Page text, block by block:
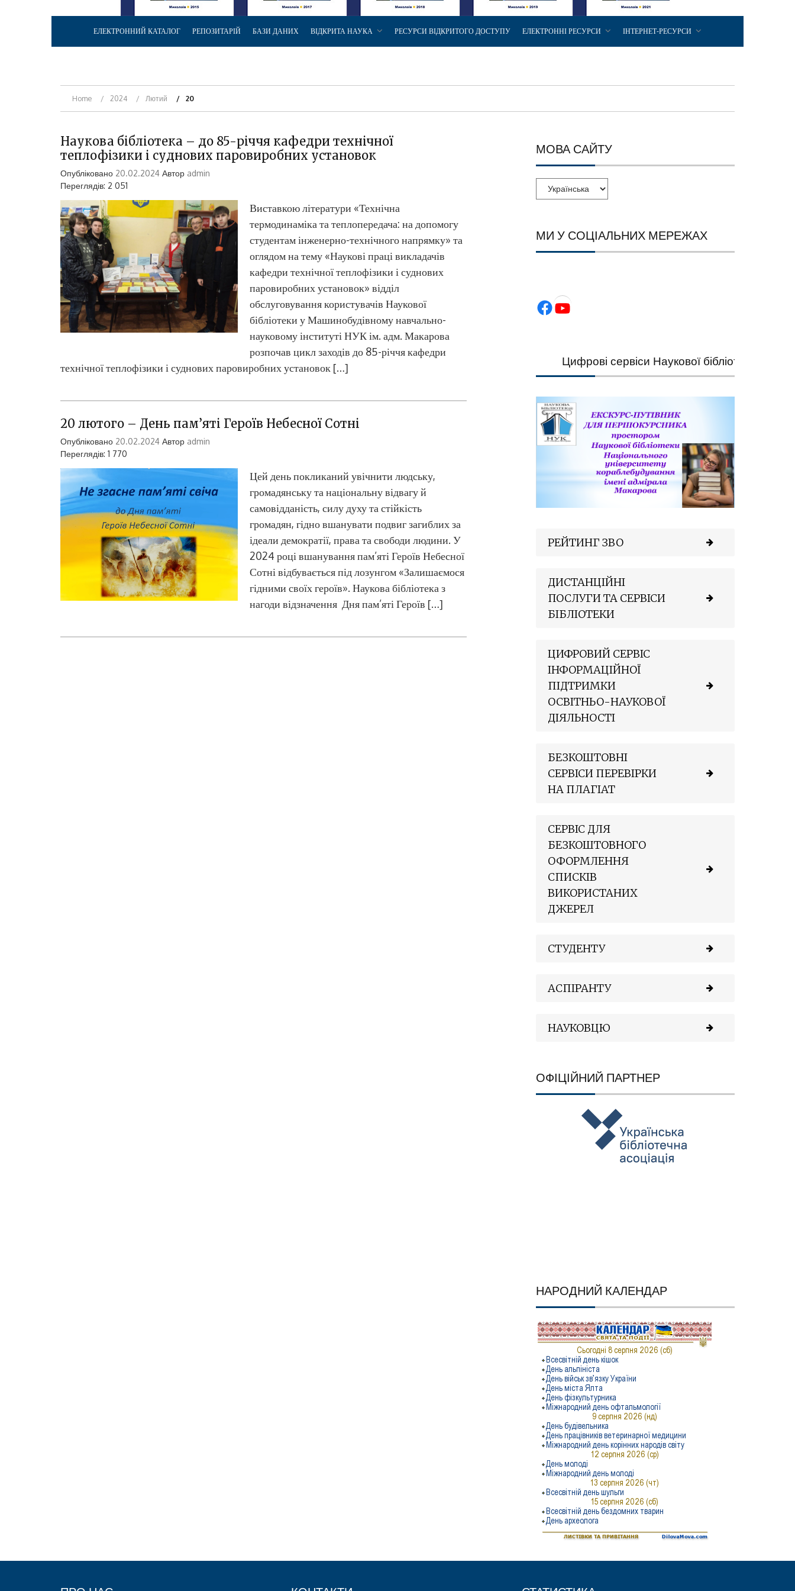
ЕЛЕКТРОННИЙ КАТАЛОГ РЕПОЗИТАРІЙ БАЗИ ДАНИХ ВІДКРИТА НАУКА РЕСУРСИ ВІДКРИТОГО ДОСТУПУ ЕЛЕКТРОННІ РЕСУРСИ ІНТЕРНЕТ-РЕСУРСИ
Home 2024 Лютий 20
Наукова бібліотека – до 85-річчя кафедри технічної
теплофізики і суднових паровиробних установок
Опубліковано 20.02.2024 Автор admin
Переглядів: 2 051
Виставкою літератури «Технічна
термодинаміка та теплопередача: на допомогу
студентам інженерно-технічного напрямку» та
оглядом на тему «Наукові праці викладачів
кафедри технічної теплофізики і суднових
паровиробних установок» відділ
обслуговування користувачів Наукової
бібліотеки у Машинобудівному навчально-
науковому інституті НУК ім. адм. Макарова
розпочав цикл заходів до 85-річчя кафедри
технічної теплофізики і суднових паровиробних установок […]
20 лютого – День пам’яті Героїв Небесної Сотні
Опубліковано 20.02.2024 Автор admin
Переглядів: 1 770
Цей день покликаний увічнити людську,
громадянську та національну відвагу й
самовідданість, силу духу та стійкість
громадян, гідно вшанувати подвиг загиблих за
ідеали демократії, права та свободи людини. У
2024 році вшанування пам’яті Героїв Небесної
Сотні відбувається під лозунгом «Залишаємося
гідними своїх героїв». Наукова бібліотека з
нагоди відзначення Дня пам’яті Героїв […]
МОВА САЙТУ
МИ У СОЦІАЛЬНИХ МЕРЕЖАХ
Facebook YouTube
Цифрові сервіси Наукової бібліотеки НУК —
РЕЙТИНГ ЗВО
ДИСТАНЦІЙНІ
ПОСЛУГИ ТА СЕРВІСИ
БІБЛІОТЕКИ
ЦИФРОВИЙ СЕРВІС
ІНФОРМАЦІЙНОЇ
ПІДТРИМКИ
ОСВІТНЬО-НАУКОВОЇ
ДІЯЛЬНОСТІ
БЕЗКОШТОВНІ
СЕРВІСИ ПЕРЕВІРКИ
НА ПЛАГІАТ
СЕРВІС ДЛЯ
БЕЗКОШТОВНОГО
ОФОРМЛЕННЯ
СПИСКІВ
ВИКОРИСТАНИХ
ДЖЕРЕЛ
СТУДЕНТУ
АСПІРАНТУ
НАУКОВЦЮ
ОФІЦІЙНИЙ ПАРТНЕР
НАРОДНИЙ КАЛЕНДАР